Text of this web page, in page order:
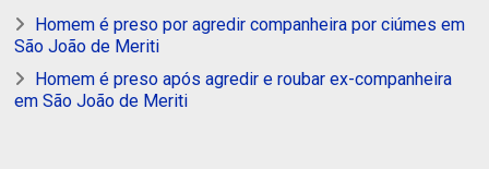
Homem é preso por agredir companheira por ciúmes em
São João de Meriti
Homem é preso após agredir e roubar ex-companheira
em São João de Meriti